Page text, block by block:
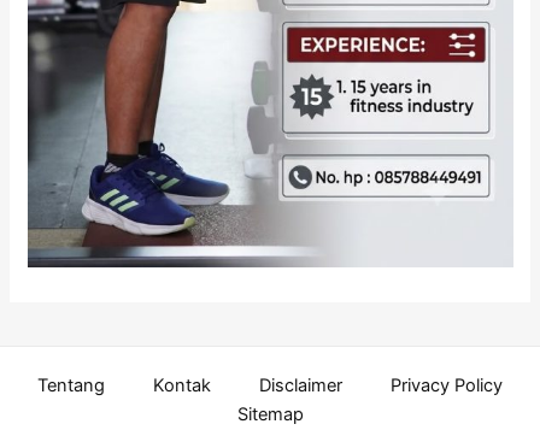
Tentang Kontak Disclaimer
Privacy Policy
Sitemap